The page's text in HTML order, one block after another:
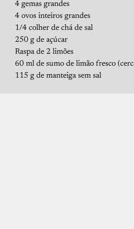
4 gemas grandes
4 ovos inteiros grandes
1/4 colher de chá de sal
250 g de açúcar
Raspa de 2 limões
60 ml de sumo de limão fresco
115 g de manteiga sem sal